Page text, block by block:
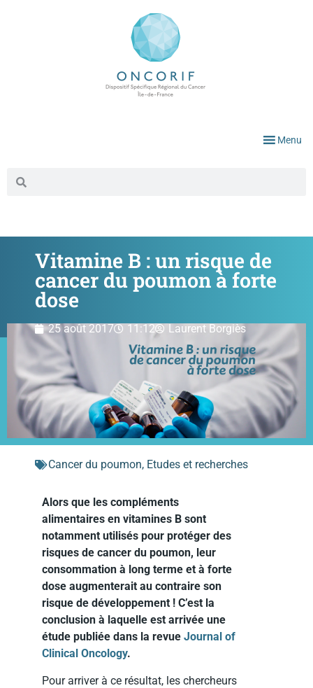
Menu
Vitamine B : un risque de
cancer du poumon à forte
dose
25 août 2017 11:12 Laurent Borgiès
Cancer du poumon, Etudes et recherches
Alors que les compléments
alimentaires en vitamines B sont
notamment utilisés pour protéger des
risques de cancer du poumon, leur
consommation à long terme et à forte
dose augmenterait au contraire son
risque de développement ! C’est la
conclusion à laquelle est arrivée une
étude publiée dans la revue Journal of
Clinical Oncology.
Pour arriver à ce résultat, les chercheurs